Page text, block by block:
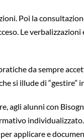
Poi la
Le
da sempre
si illude di “gestire”
agli alunni con
applicare e